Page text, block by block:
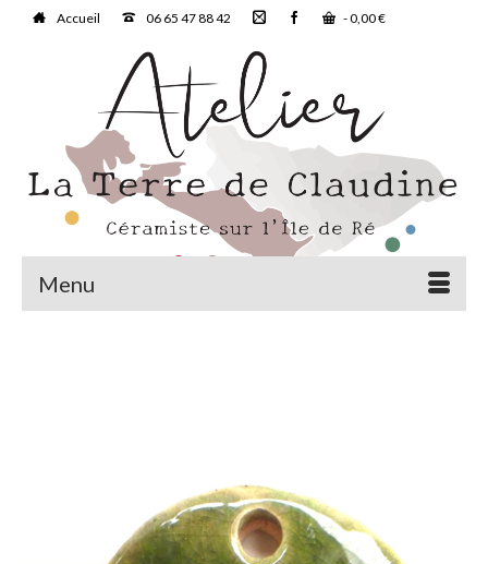
Accueil 06 65 47 88 42 -0,00€
Menu